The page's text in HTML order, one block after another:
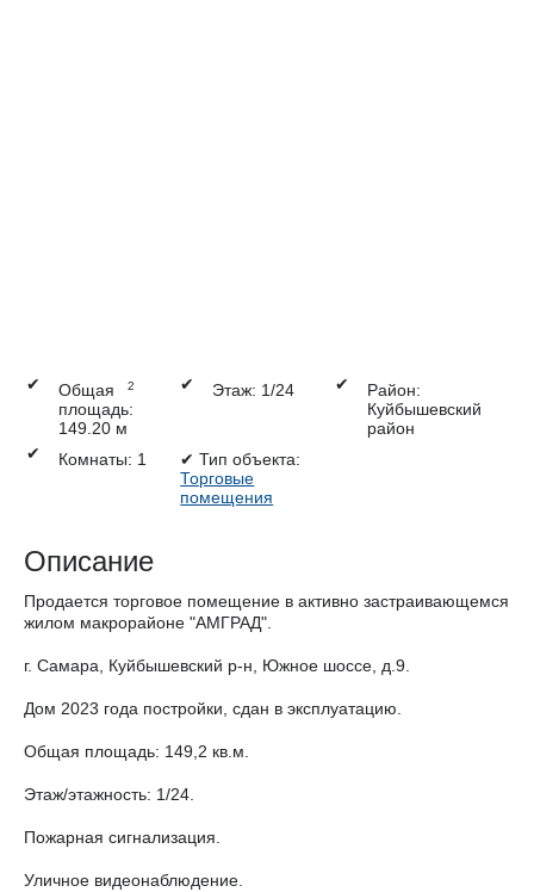
✔
Общая
площадь:
149.20 м
2 ✔ Этаж: 1/24 ✔
Район:
Куйбышевский
район
✔
Комнаты: 1 ✔ Тип объекта:
Торговые
помещения
Описание
Продается торговое помещение в активно застраивающемся
жилом макрорайоне "АМГРАД".
г. Самара, Куйбышевский р-н, Южное шоссе, д.9.
Дом 2023 года постройки, сдан в эксплуатацию.
Общая площадь: 149,2 кв.м.
Этаж/этажность: 1/24.
Пожарная сигнализация.
Уличное видеонаблюдение.